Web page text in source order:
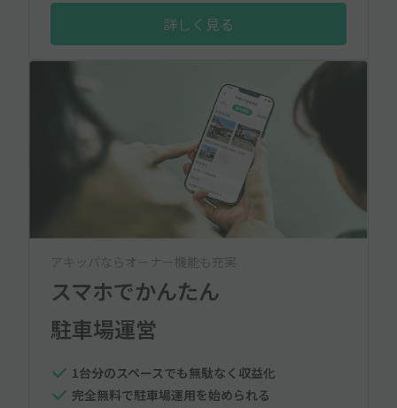
詳しく見る
アキッパならオーナー機能も充実
スマホでかんたん
駐車場運営
1台分のスペースでも無駄なく収益化
完全無料で駐車場運用を始められる